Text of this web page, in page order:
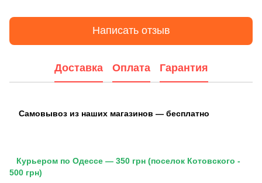
Написать отзыв
Доставка Оплата Гарантия
Самовывоз из наших магазинов — бесплатно
Курьером по Одессе — 350 грн (поселок Котовского -
500 грн)